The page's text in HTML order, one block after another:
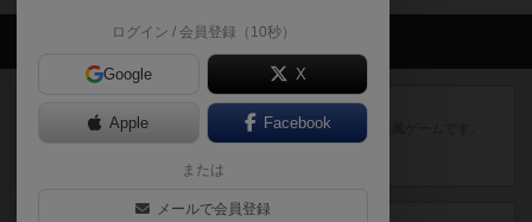
会員の新しい投稿
ジンラミー
トランプで遊べる2人対戦の麻雀風ゲームです。
10枚の手札で、同じスーツ...
約1時間前
ルール/インスト
ログイン / 会員登録（10秒）
Google X
Apple Facebook
または
メールで会員登録